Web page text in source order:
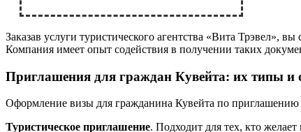
Заказав услуги туристического агентства «Вита Трэвел»,
Компания имеет опыт содействия в получении таких
Приглашения для граждан Кувейта: их типы и
Оформление визы для гражданина Кувейта по приглашению
Туристическое приглашение. Подходит для тех, кто